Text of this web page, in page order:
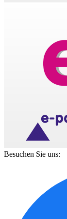
Besuchen Sie uns: